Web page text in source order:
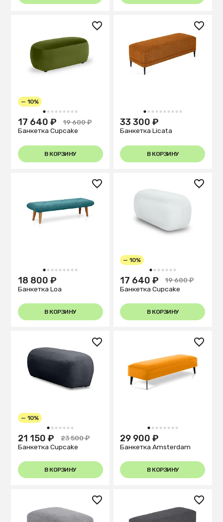
1 2 3 4 5 6 7 8 9
— 10%
17 640 ₽
19 600 ₽
Банкетка Cupcake
В КОРЗИНУ
1 2 3 4 5 6 7 8 9 10
33 300 ₽
Банкетка Licata
В КОРЗИНУ
1 2 3 4 5 6 7 8 9
18 800 ₽
Банкетка Loa
В КОРЗИНУ
1 2 3 4 5 6 7
— 10%
17 640 ₽
19 600 ₽
Банкетка Cupcake
В КОРЗИНУ
1 2 3 4 5 6 7
— 10%
21 150 ₽
23 500 ₽
Банкетка Cupcake
В КОРЗИНУ
1 2 3 4 5 6 7 8
29 900 ₽
Банкетка Amsterdam
В КОРЗИНУ